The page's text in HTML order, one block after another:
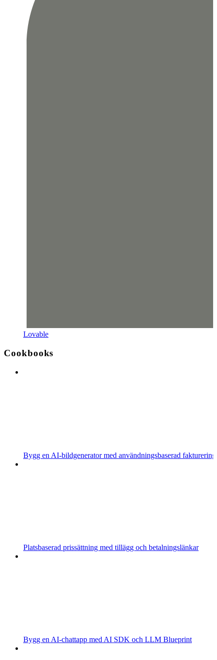
Lovable
Cookbooks
Bygg en AI-bildgenerator med användningsbaserad fakturering
Platsbaserad prissättning med tillägg och betalningslänkar
Bygg en AI-chattapp med AI SDK och LLM Blueprint